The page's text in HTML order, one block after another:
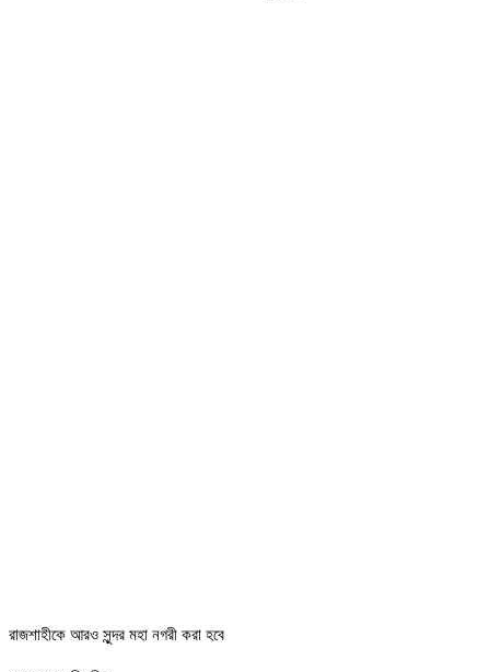
রাজশাহীকে আরও সুন্দর মহা নগরী করা হবে